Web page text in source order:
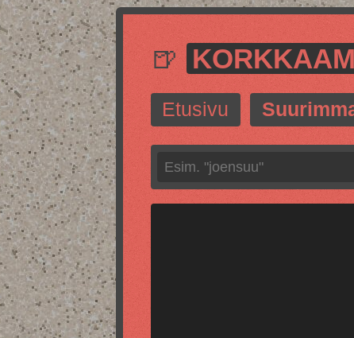
🍺
Etusivu